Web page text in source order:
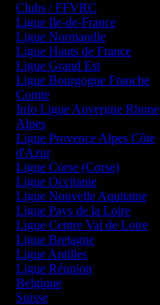
Clubs / FFVRC
Ligue Ile-de-France
Ligue Normandie
Ligue Hauts de France
Ligue Grand Est
Ligue Bourgogne Franche
Comte
Info Ligue Auvergne Rhone
Alpes
Ligue Provence Alpes Côte
d'Azur
Ligue Corse (Corse)
Ligue Occitanie
Ligue Nouvelle Aquitaine
Ligue Pays de la Loire
Ligue Centre Val de Loire
Ligue Bretagne
Ligue Antilles
Ligue Réunion
Belgique
Suisse